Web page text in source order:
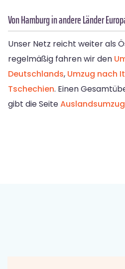
Von Hamburg in andere Länder
Unser Netz reicht weiter als
regelmäßig fahren wir den
Deutschlands, Umzug nach
Tschechien. Einen
gibt die Seite